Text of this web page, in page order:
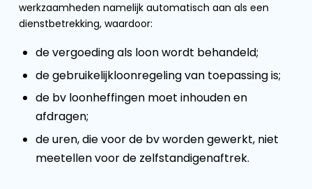
werkzaamheden namelijk automatisch aan als een
dienstbetrekking, waardoor:
de vergoeding als loon wordt behandeld;
de gebruikelijkloonregeling van toepassing is;
de bv loonheffingen moet inhouden en
afdragen;
de uren, die voor de bv worden gewerkt, niet
meetellen voor de zelfstandigenaftrek.